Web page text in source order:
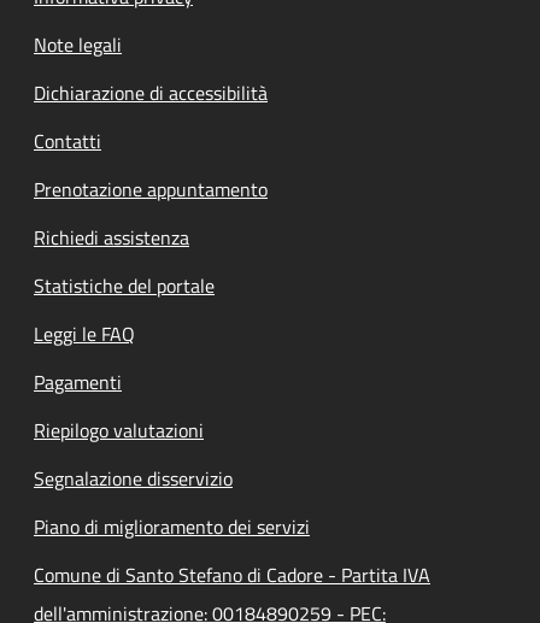
Note legali
Dichiarazione di accessibilità
Contatti
Prenotazione appuntamento
Richiedi assistenza
Statistiche del portale
Leggi le FAQ
Pagamenti
Riepilogo valutazioni
Segnalazione disservizio
Piano di miglioramento dei servizi
Comune di Santo Stefano di Cadore - Partita IVA
dell'amministrazione: 00184890259 - PEC: